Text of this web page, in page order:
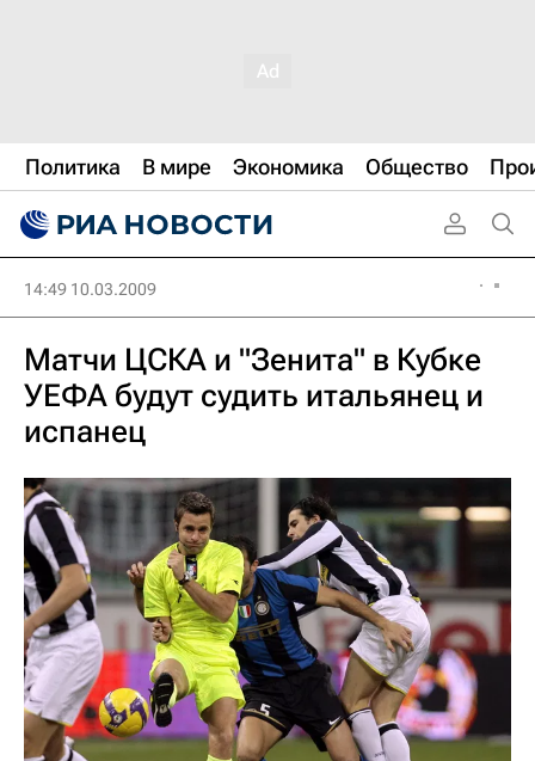
Политика В мире Экономика Общество
14:49 10.03.2009
Матчи ЦСКА и "Зенита" в Кубке
УЕФА будут судить итальянец и
испанец